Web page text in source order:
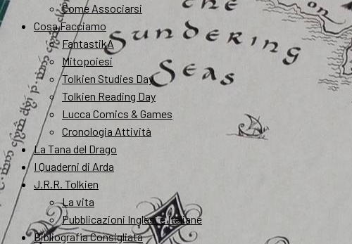
Come Associarsi
Cosa Facciamo
FantastikA
Mitopoiesi
Tolkien Studies Day
Tolkien Reading Day
Lucca Comics & Games
Cronologia Attività
La Tana del Drago
I Quaderni di Arda
J.R.R. Tolkien
La vita
Pubblicazioni Inglesi e Italiane
Bibliografia Consigliata